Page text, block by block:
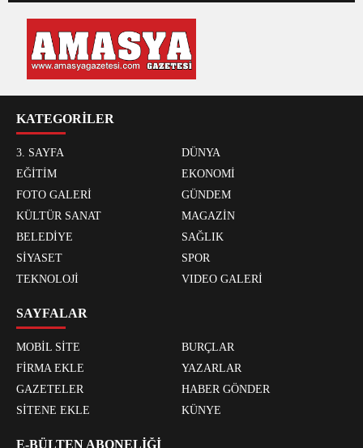
KATEGORİLER
3. SAYFA
DÜNYA
EĞİTİM
EKONOMİ
FOTO GALERİ
GÜNDEM
KÜLTÜR SANAT
MAGAZİN
BELEDİYE
SAĞLIK
SİYASET
SPOR
TEKNOLOJİ
VIDEO GALERİ
SAYFALAR
MOBİL SİTE
BURÇLAR
FİRMA EKLE
YAZARLAR
GAZETELER
HABER GÖNDER
SİTENE EKLE
KÜNYE
E-BÜLTEN ABONELİĞİ